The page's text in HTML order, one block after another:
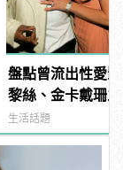
盤點曾流出性愛
黎絲、金卡戴珊
生活話題